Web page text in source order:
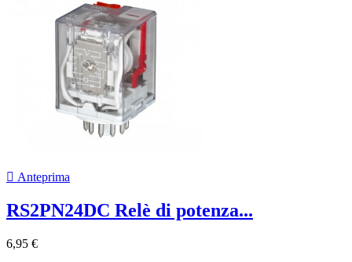
 Anteprima
RS2PN24DC Relè di potenza...
6,95 €